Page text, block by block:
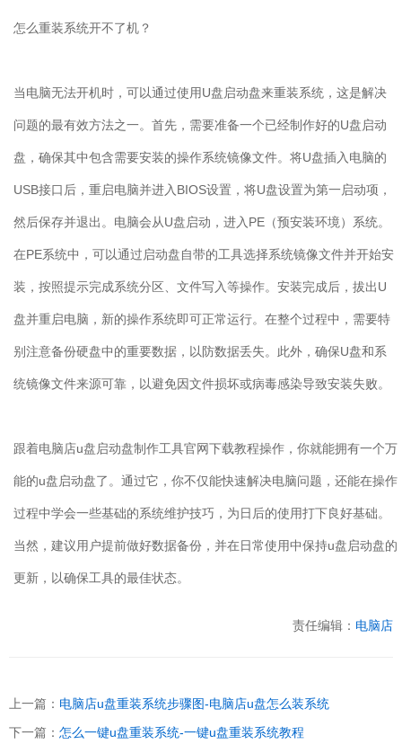
怎么重装系统开不了机？
当电脑无法开机时，可以通过使用U盘启动盘来重装系统，这是解决
问题的最有效方法之一。首先，需要准备一个已经制作好的U盘启动
盘，确保其中包含需要安装的操作系统镜像文件。将U盘插入电脑的
USB接口后，重启电脑并进入 BIOS设置，将U盘设置为第一启动项，
然后保存并退出。电脑会从U盘启动，进入 PE （预安装环境）系统。
在PE系统中，可以通过启动盘自带的工具选择系统镜像文件并开始安
装，按照提示完成系统分区、文件写入等操作。安装完成后，拔出U
盘并重启电脑，新的操作系统即可正常运行。在整个过程中，需要特
别注意备份硬盘中的重要数据，以防数据丢失。此外，确保U盘和系
统镜像文件来源可靠，以避免因文件损坏或病毒感染导致安装失败。
跟着电脑店u盘启动盘制作工具官网下载教程操作，你就能拥有一个万
能的u盘启动盘了。通过它，你不仅能快速解决电脑问题，还能在操作
过程中学会一些基础的系统维护技巧，为日后的使用打下良好基础。
当然，建议用户提前做好数据备份，并在日常使用中保持u盘启动盘的
更新，以确保工具的最佳状态。
责任编辑： 电脑店
上一篇： 电脑店u盘重装系统步骤图-电脑店u盘怎么装系统
下一篇： 怎么一键u盘重装系统-一键u盘重装系统教程